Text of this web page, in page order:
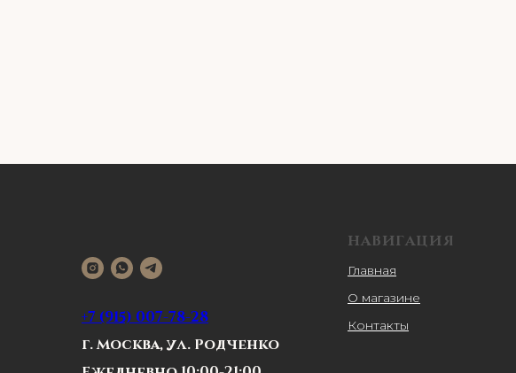
+7 (915) 007-78-28
г. Москва, ул. Родченко
НАВИГАЦИЯ
Главная
О магазине
Контакты